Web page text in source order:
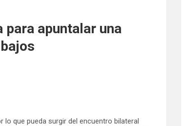
para apuntalar una
lo que pueda surgir del encuentro bilateral